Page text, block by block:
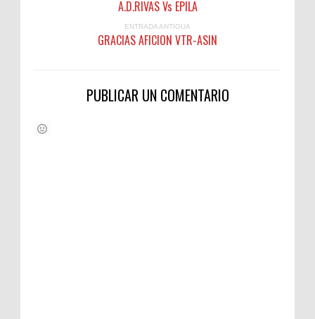
A.D.RIVAS Vs EPILA
ENTRADA ANTIGUA
PUBLICAR UN COMENTARIO